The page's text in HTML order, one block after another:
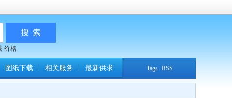
价格
图纸下载 相关服务 最新供求 Tags RSS